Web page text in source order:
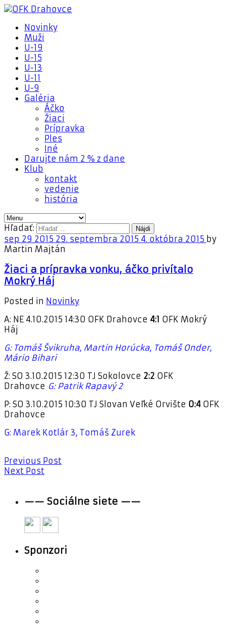
Novinky
Muži
U-19
U-15
U-13
U-11
U-9
Galéria
Áčko
Žiaci
Prípravka
Ples
Iné
Darujte nám 2 % z dane
Klub
kontakt
vedenie
história
Hľadať:
sep 29 2015 29. septembra 2015 4. októbra 2015 by
Martin Majtán
Žiaci a prípravka vonku, áčko privítalo
Mokrý Háj
Posted in Novinky
A: NE 4.10.2015 14:30 OFK Drahovce 4:1 OFK Mokrý
Háj
G: Tomáš Švikruha, Martin Horúcka, Tomáš Onder,
Mário Bihari
Ž: SO 3.10.2015 12:30 TJ Sokolovce 2:2 OFK
Drahovce G: Patrik Rapavý 2
P: SO 3.10.2015 10:30 TJ Slovan Veľké Orvište 0:4 OFK
Drahovce
G: Marek Kotlár 3, Tomáš Zurek
Previous Post
Next Post
—— Sociálne siete ——
Sponzori